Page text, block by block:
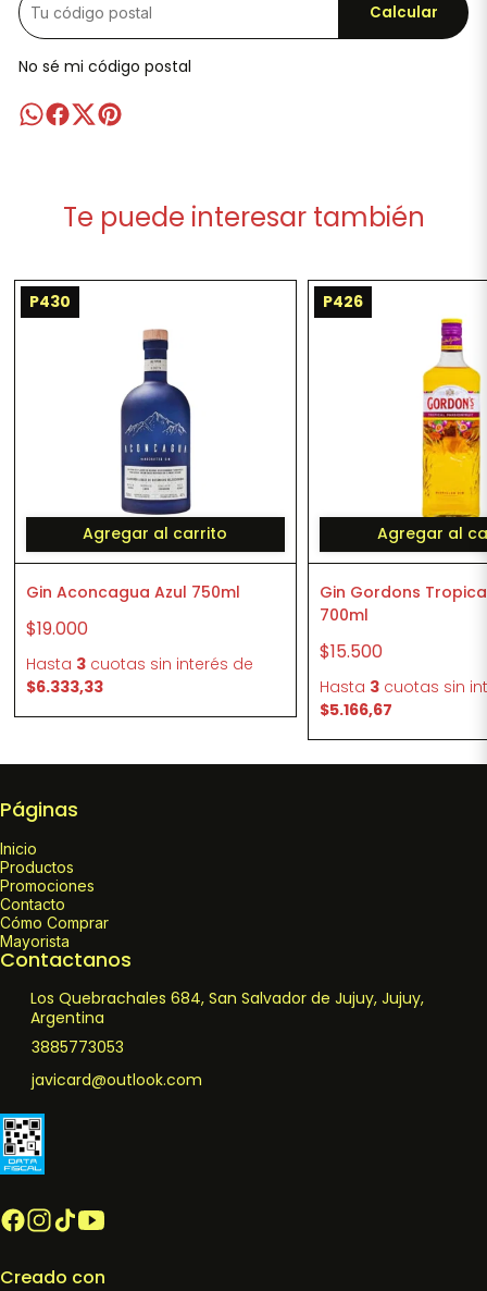
Calcular
No sé mi código postal
Te puede interesar también
P430
Agregar al carrito
Gin Aconcagua Azul 750ml
$19.000
Hasta 3cuotas sin interés de
$6.333,33
P426
Agregar al
Gin Gordons
700ml
$15.500
Hasta 3 cuotas sin
$5.166,67
Páginas
Inicio
Productos
Promociones
Contacto
Cómo Comprar
Mayorista
Contactanos
Los Quebrachales 684, San Salvador de Jujuy, Jujuy,
Argentina
3885773053
javicard@outlook.com
Creado con